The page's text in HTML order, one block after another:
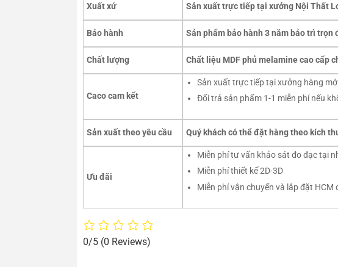
Xuất xứ Sản xuất trực tiếp tại xưởng Nội Thất
Bảo hành Sản phẩm bảo hành 3 năm bảo trì trọn
Chất lượng Chất liệu MDF phủ melamine cao cấp
Caco cam kết
Sản xuất trực tiếp tại xưởng hàng
Đổi trả sản phẩm 1-1 miễn phí nếu
Sản xuất theo yêu cầu Quý khách có thể đặt hàng theo kích
Ưu đãi
Miễn phí tư vấn khảo sát đo đạc tại
Miễn phí thiết kế 2D-3D
Miễn phí vận chuyển và lắp đặt
0/5 (0 Reviews)